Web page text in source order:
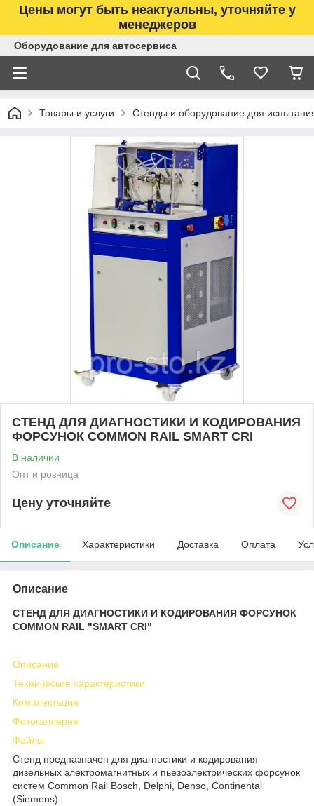
Цены могут быть неактуальны, уточняйте у
менеджеров
Оборудование для автосервиса
Товары и услуги Стенды и оборудование для
СТЕНД ДЛЯ ДИАГНОСТИКИ И КОДИРОВАНИЯ
ФОРСУНОК COMMON RAIL SMART CRI
В наличии
Опт и розница
Цену уточняйте
Описание Характеристики Доставка Оплата
Описание
СТЕНД ДЛЯ ДИАГНОСТИКИ И КОДИРОВАНИЯ ФОРСУНОК
COMMON RAIL "SMART CRI"
Описание
Технические характеристики
Комплектация
Фотогаллерея
Файлы
Cтенд предназначен для диагностики и кодирования
дизельных электромагнитных и пьезоэлектрических форсунок
систем Common Rail Bosch, Delphi, Denso, Continental
(Siemens).